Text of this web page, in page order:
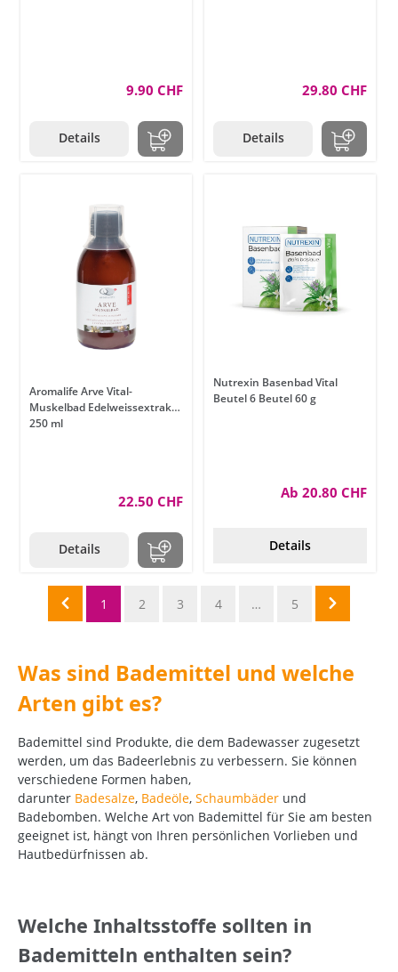
9.90 CHF
Details
29.80 CHF
Details
Aromalife Arve Vital-
Muskelbad Edelweissextrakt
250 ml
22.50 CHF
Details
Nutrexin Basenbad Vital
Beutel 6 Beutel 60 g
Ab 20.80 CHF
Details
1 2 3 4 … 5
Was sind Bademittel und welche
Arten gibt es?
Bademittel sind Produkte, die dem Badewasser zugesetzt
werden, um das Badeerlebnis zu verbessern. Sie können
verschiedene Formen haben,
darunter Badesalze, Badeöle, Schaumbäder und
Badebomben. Welche Art von Bademittel für Sie am besten
geeignet ist, hängt von Ihren persönlichen Vorlieben und
Hautbedürfnissen ab.
Welche Inhaltsstoffe sollten in
Bademitteln enthalten sein?